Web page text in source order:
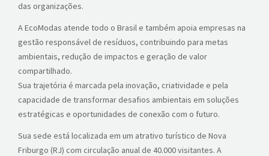
das organizações.
A EcoModas atende todo o Brasil e também apoia empresas na
gestão responsável de resíduos, contribuindo para metas
ambientais, redução de impactos e geração de valor
compartilhado.
Sua trajetória é marcada pela inovação, criatividade e pela
capacidade de transformar desafios ambientais em soluções
estratégicas e oportunidades de conexão com o futuro.
Sua sede está localizada em um atrativo turístico de Nova
Friburgo (RJ) com circulação anual de 40.000 visitantes. A